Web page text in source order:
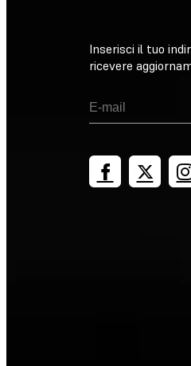
Inserisci il tuo
ricevere